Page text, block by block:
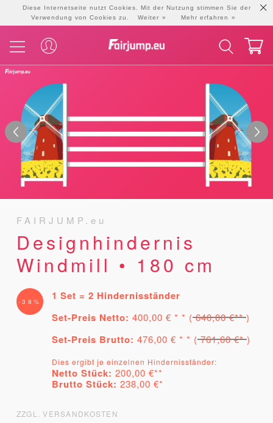
Diese Internetseite nutzt Cookies. Mit der Nutzung stimmen Sie der
Verwendung von Cookies zu.
Weiter Mehr erfahren
FAIRJUMP.eu
Designhindernis
Windmill • 180 cm
1 Set = 2 Hindernisständer
Set-Preis Netto: 400,00 € * * ( 640,00 €** )
Set-Preis Brutto: 476,00 € * * ( 761,60 €* )
Dies ergibt je einzelnen Hindernisständer:
Netto Stück: 200,00 €**
Brutto Stück: 238,00 €*
-38%
ZZGL. VERSANDKOSTEN